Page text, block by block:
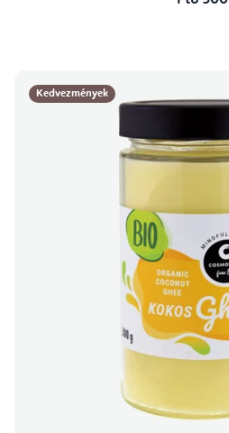
Kedvezmények